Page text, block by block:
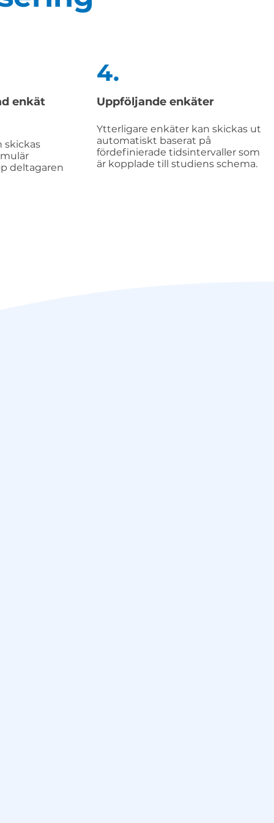
enkät
skickas
deltagaren
4.
Uppföljande enkäter
Ytterligare enkäter kan skickas ut
automatiskt baserat på
fördefinierade tidsintervaller som
är kopplade till studiens schema.